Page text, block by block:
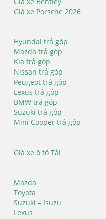
Giá xe Porsche 2026
Hyundai trả góp
Mazda trả góp
Kia trả góp
Nissan trả góp
Peugeot trả góp
Lexus trả góp
BMW trả góp
Suzuki trả góp
Mini Cooper trả góp
Giá xe ô tô Tải
Mazda
Toyota
Suzuki – Isuzu
Lexus